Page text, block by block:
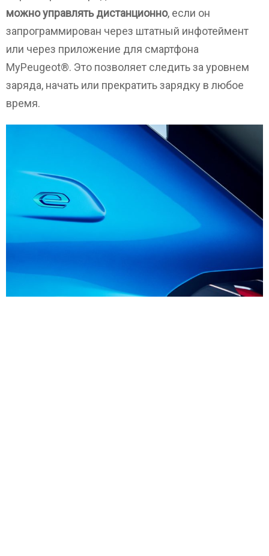
можно управлять дистанционно, если он
запрограммирован через штатный инфотеймент
или через приложение для смартфона
MyPeugeot®. Это позволяет следить за уровнем
заряда, начать или прекратить зарядку в любое
время.